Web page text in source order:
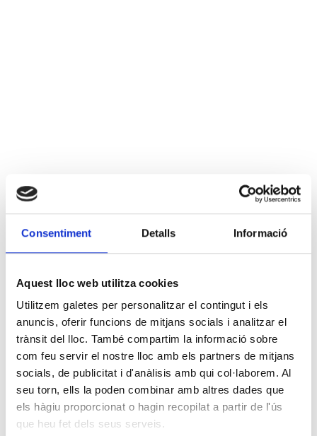
Consentiment Detalls Informació
Aquest lloc web utilitza cookies
Utilitzem galetes per personalitzar el contingut i els
anuncis, oferir funcions de mitjans socials i analitzar el
trànsit del lloc. També compartim la informació sobre
com feu servir el nostre lloc amb els partners de mitjans
socials, de publicitat i d'anàlisis amb qui col·laborem. Al
seu torn, ells la poden combinar amb altres dades que
els hàgiu proporcionat o hagin recopilat a partir de l'ús
que heu fet dels seus serveis.